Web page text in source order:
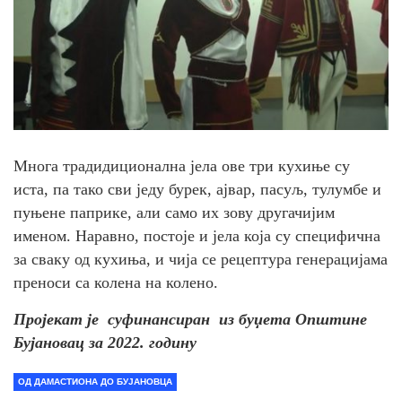
Многа традидиционална јела ове три кухиње су
иста, па тако сви једу бурек, ајвар, пасуљ, тулумбе и
пуњене паприке, али само их зову другачијим
именом. Наравно, постоје и јела која су специфична
за сваку од кухиња, и чија се рецептура генерацијама
преноси са колена на колено.
Пројекат је суфинансиран из буџета Општине
Бујановац за 2022. годину
ОД ДАМАСТИОНА ДО БУЈАНОВЦА